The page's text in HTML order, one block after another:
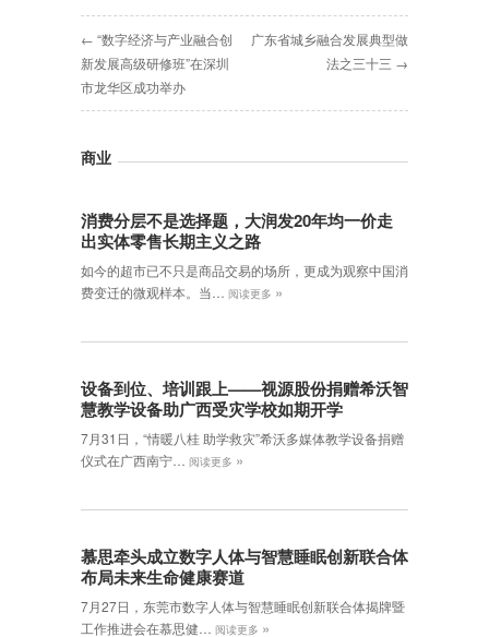
← “数字经济与产业融合创
新发展高级研修班”在深圳
市龙华区成功举办
广东省城乡融合发展典型做
法之三十三 →
商业
消费分层不是选择题，大润发20年均一价走
出实体零售长期主义之路
如今的超市已不只是商品交易的场所，更成为观察中国消
费变迁的微观样本。当…
阅读更多 »
设备到位、培训跟上——视源股份捐赠希沃智
慧教学设备助广西受灾学校如期开学
7月31日，“情暖八桂 助学救灾”希沃多媒体教学设备捐赠
仪式在广西南宁…
阅读更多 »
慕思牵头成立数字人体与智慧睡眠创新联合体
布局未来生命健康赛道
7月27日，东莞市数字人体与智慧睡眠创新联合体揭牌暨
工作推进会在慕思健…
阅读更多 »